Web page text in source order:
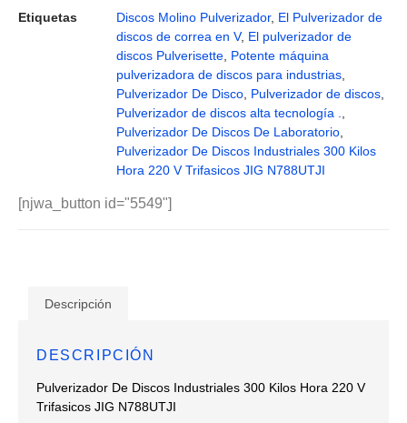
Etiquetas
Discos Molino Pulverizador, El Pulverizador de
discos de correa en V, El pulverizador de
discos Pulverisette Potente máquina
pulverizadora de discos para industrias
Pulverizador De Disco Pulverizador de discos
Pulverizador de discos alta tecnología .
Pulverizador De Discos De Laboratorio
Pulverizador De Discos Industriales 300 Kilos
Hora 220 V Trifasicos JIG N788UTJI
[njwa_button id="5549"]
Descripción
DESCRIPCIÓN
Pulverizador De Discos Industriales 300 Kilos Hora 220 V
Trifasicos JIG N788UTJI